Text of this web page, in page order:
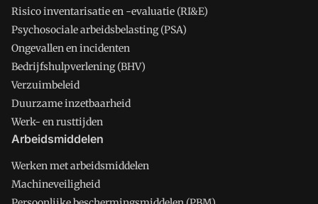
Risico inventarisatie en -evaluatie (RI&E)
Psychosociale arbeidsbelasting (PSA)
Ongevallen en incidenten
Bedrijfshulpverlening (BHV)
Verzuimbeleid
Duurzame inzetbaarheid
Werk- en rusttijden
Arbeidsmiddelen
Werken met arbeidsmiddelen
Machineveiligheid